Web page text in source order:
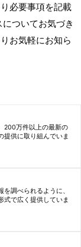
り必要事項を記載
ついてお気づき
りお気軽にお知ら
200万件以上の最新の
提供に取り組んでいま
調べられるように、
式で広く提供していま